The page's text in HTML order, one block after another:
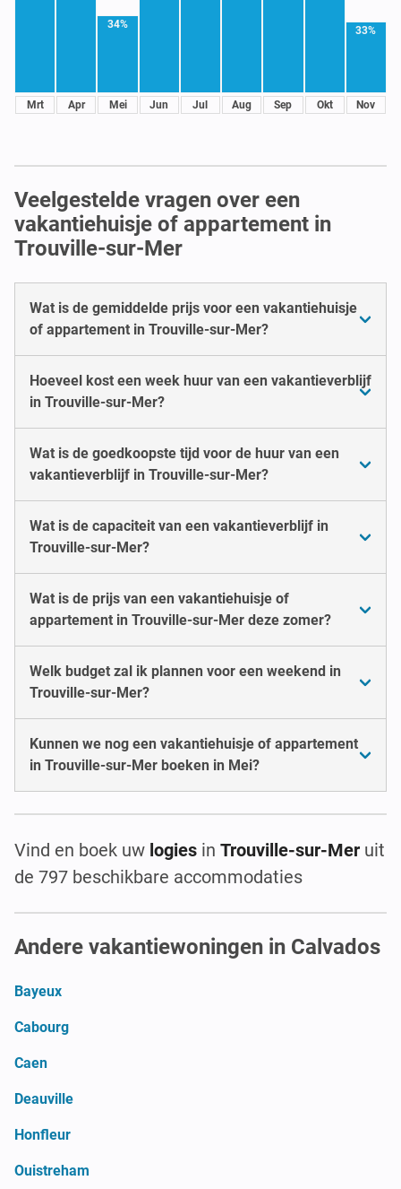
Mrt Apr
34%
Mei Jun Jul Aug Sep Okt
33%
Nov
Veelgestelde vragen over een
vakantiehuisje of appartement in
Trouville-sur-Mer
Wat is de gemiddelde prijs voor een vakantiehuisje
of appartement in Trouville-sur-Mer?
Hoeveel kost een week huur van een vakantieverblijf
in Trouville-sur-Mer?
Wat is de goedkoopste tijd voor de huur van een
vakantieverblijf in Trouville-sur-Mer?
Wat is de capaciteit van een vakantieverblijf in
Trouville-sur-Mer?
Wat is de prijs van een vakantiehuisje of
appartement in Trouville-sur-Mer deze zomer?
Welk budget zal ik plannen voor een weekend in
Trouville-sur-Mer?
Kunnen we nog een vakantiehuisje of appartement
in Trouville-sur-Mer boeken in Mei?
Vind en boek uw logies in Trouville-sur-Mer uit
de 797 beschikbare accommodaties
Andere vakantiewoningen in Calvados
Bayeux
Cabourg
Caen
Deauville
Honfleur
Ouistreham